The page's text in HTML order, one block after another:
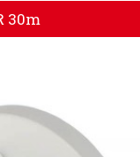
30m